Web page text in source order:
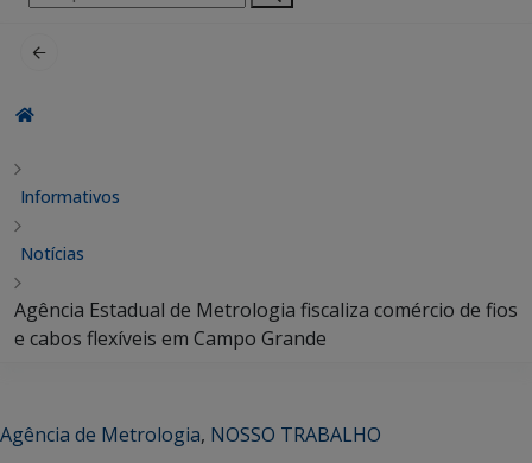
por:
Informativos
Notícias
Agência Estadual de Metrologia fiscaliza comércio de fios
e cabos flexíveis em Campo Grande
Agência de Metrologia, NOSSO TRABALHO